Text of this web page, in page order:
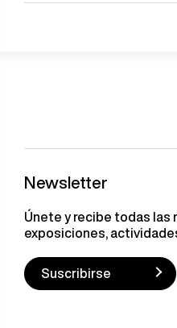
Newsletter
Únete y recibe todas las
exposiciones,
Suscribirse